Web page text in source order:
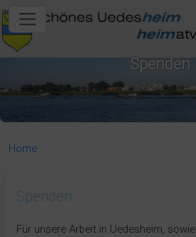
content
Spenden
Home
Spenden
Für unsere Arbeit in Uedesheim,